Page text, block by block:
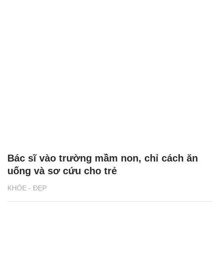
KHỎE - ĐẸP
Bác sĩ vào trường mầm non, chỉ cách ăn
uống và sơ cứu cho trẻ